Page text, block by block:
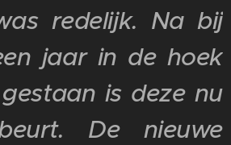
redelijk. Na bij
jaar in de hoek
is deze nu
De nieuwe